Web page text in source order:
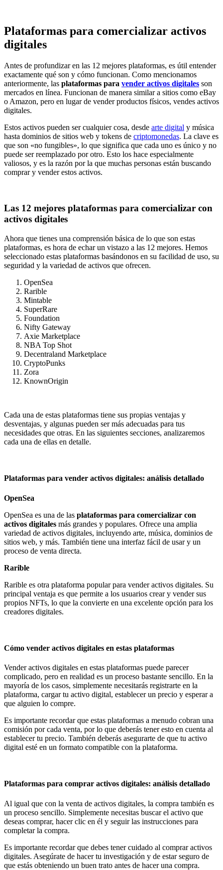
Plataformas para comercializar activos
digitales
Antes de profundizar en las 12 mejores plataformas, es útil entender
exactamente qué son y cómo funcionan. Como mencionamos
anteriormente, las plataformas para vender activos digitales son
mercados en línea. Funcionan de manera similar a sitios como eBay
o Amazon, pero en lugar de vender productos físicos, vendes activos
digitales.
Estos activos pueden ser cualquier cosa, desde arte digital y música
hasta dominios de sitios web y tokens de criptomonedas. La clave es
que son «no fungibles», lo que significa que cada uno es único y no
puede ser reemplazado por otro. Esto los hace especialmente
valiosos, y es la razón por la que muchas personas están buscando
comprar y vender estos activos.
Las 12 mejores plataformas para comercializar con
activos digitales
Ahora que tienes una comprensión básica de lo que son estas
plataformas, es hora de echar un vistazo a las 12 mejores. Hemos
seleccionado estas plataformas basándonos en su facilidad de uso, su
seguridad y la variedad de activos que ofrecen.
OpenSea
Rarible
Mintable
SuperRare
Foundation
Nifty Gateway
Axie Marketplace
NBA Top Shot
Decentraland Marketplace
CryptoPunks
Zora
KnownOrigin
Cada una de estas plataformas tiene sus propias ventajas y
desventajas, y algunas pueden ser más adecuadas para tus
necesidades que otras. En las siguientes secciones, analizaremos
cada una de ellas en detalle.
Plataformas para vender activos digitales: análisis detallado
OpenSea
OpenSea es una de las plataformas para comercializar con
activos digitales más grandes y populares. Ofrece una amplia
variedad de activos digitales, incluyendo arte, música, dominios de
sitios web, y más. También tiene una interfaz fácil de usar y un
proceso de venta directa.
Rarible
Rarible es otra plataforma popular para vender activos digitales. Su
principal ventaja es que permite a los usuarios crear y vender sus
propios NFTs, lo que la convierte en una excelente opción para los
creadores digitales.
Cómo vender activos digitales en estas plataformas
Vender activos digitales en estas plataformas puede parecer
complicado, pero en realidad es un proceso bastante sencillo. En la
mayoría de los casos, simplemente necesitarás registrarte en la
plataforma, cargar tu activo digital, establecer un precio y esperar a
que alguien lo compre.
Es importante recordar que estas plataformas a menudo cobran una
comisión por cada venta, por lo que deberás tener esto en cuenta al
establecer tu precio. También deberás asegurarte de que tu activo
digital esté en un formato compatible con la plataforma.
Plataformas para comprar activos digitales: análisis detallado
Al igual que con la venta de activos digitales, la compra también es
un proceso sencillo. Simplemente necesitas buscar el activo que
deseas comprar, hacer clic en él y seguir las instrucciones para
completar la compra.
Es importante recordar que debes tener cuidado al comprar activos
digitales. Asegúrate de hacer tu investigación y de estar seguro de
que estás obteniendo un buen trato antes de hacer una compra.